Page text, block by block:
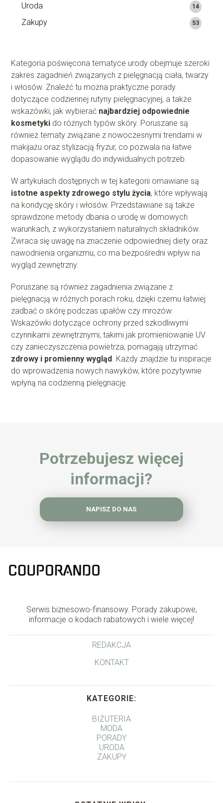
Uroda 14
Zakupy 53
Kategoria poświęcona tematyce urody obejmuje szeroki
zakres zagadnień związanych z pielęgnacją ciała, twarzy
i włosów. Znaleźć tu można praktyczne porady
dotyczące codziennej rutyny pielęgnacyjnej, a także
wskazówki, jak wybierać najbardziej odpowiednie
kosmetyki do różnych typów skóry. Poruszane są
również tematy związane z nowoczesnymi trendami w
makijażu oraz stylizacją fryzur, co pozwala na łatwe
dopasowanie wyglądu do indywidualnych potrzeb.
W artykułach dostępnych w tej kategorii omawiane są
istotne aspekty zdrowego stylu życia, które wpływają
na kondycję skóry i włosów. Przedstawiane są także
sprawdzone metody dbania o urodę w domowych
warunkach, z wykorzystaniem naturalnych składników.
Zwraca się uwagę na znaczenie odpowiedniej diety oraz
nawodnienia organizmu, co ma bezpośredni wpływ na
wygląd zewnętrzny.
Poruszane są również zagadnienia związane z
pielęgnacją w różnych porach roku, dzięki czemu łatwiej
zadbać o skórę podczas upałów czy mrozów.
Wskazówki dotyczące ochrony przed szkodliwymi
czynnikami zewnętrznymi, takimi jak promieniowanie UV
czy zanieczyszczenia powietrza, pomagają utrzymać
zdrowy i promienny wygląd . Każdy znajdzie tu inspiracje
do wprowadzenia nowych nawyków, które pozytywnie
wpłyną na codzienną pielęgnację.
Potrzebujesz więcej
informacji?
NAPISZ DO NAS
Serwis biznesowo-finansowy. Porady zakupowe,
informacje o kodach rabatowych i wiele więcej!
REDAKCJA
KONTAKT
KATEGORIE:
BIŻUTERIA
MODA
PORADY
URODA
ZAKUPY